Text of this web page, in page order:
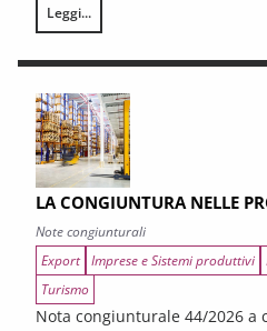
Leggi...
I CONTRATTI PUBBLICI AL
LA CONGIUNTURA NELLE
Note congiunturali
Export Imprese e Sistemi produttivi
Turismo
Nota congiunturale 44/2026 a